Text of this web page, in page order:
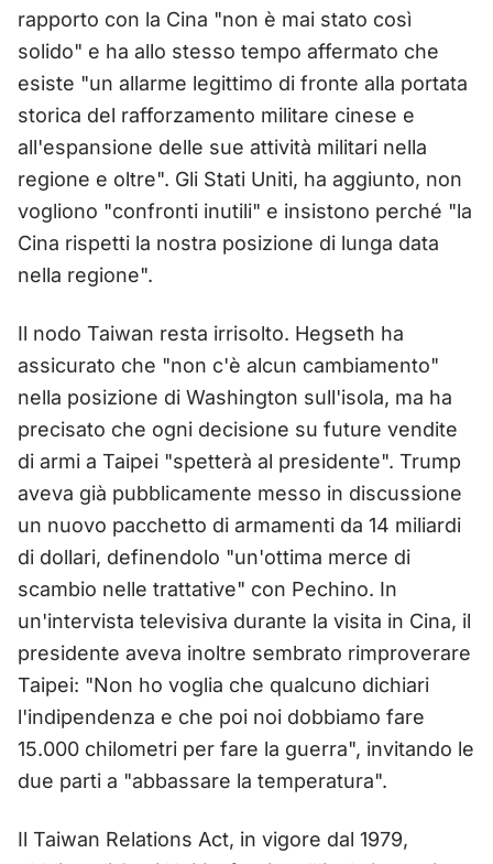
rapporto con la Cina "non è mai stato così
solido" e ha allo stesso tempo affermato che
esiste "un allarme legittimo di fronte alla portata
storica del rafforzamento militare cinese e
all'espansione delle sue attività militari nella
regione e oltre". Gli Stati Uniti, ha aggiunto, non
vogliono "confronti inutili" e insistono perché "la
Cina rispetti la nostra posizione di lunga data
nella regione".
Il nodo Taiwan resta irrisolto. Hegseth ha
assicurato che "non c'è alcun cambiamento"
nella posizione di Washington sull'isola, ma ha
precisato che ogni decisione su future vendite
di armi a Taipei "spetterà al presidente". Trump
aveva già pubblicamente messo in discussione
un nuovo pacchetto di armamenti da 14 miliardi
di dollari, definendolo "un'ottima merce di
scambio nelle trattative" con Pechino. In
un'intervista televisiva durante la visita in Cina, il
presidente aveva inoltre sembrato rimproverare
Taipei: "Non ho voglia che qualcuno dichiari
l'indipendenza e che poi noi dobbiamo fare
15.000 chilometri per fare la guerra", invitando le
due parti a "abbassare la temperatura".
Il Taiwan Relations Act, in vigore dal 1979,